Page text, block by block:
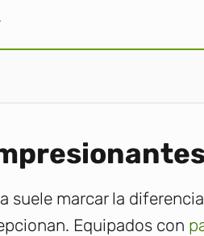
suele marcar la
Equipados con